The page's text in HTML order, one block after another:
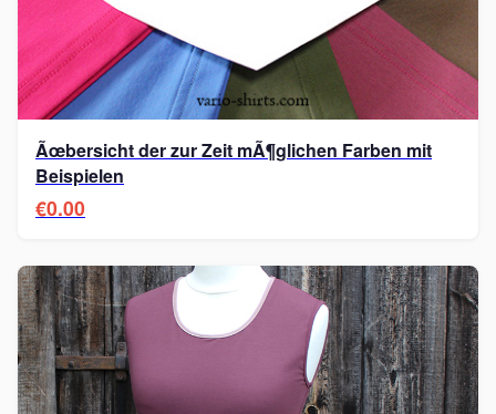
Ãœbersicht der zur Zeit mÃ¶glichen Farben mit
Beispielen
€0.00